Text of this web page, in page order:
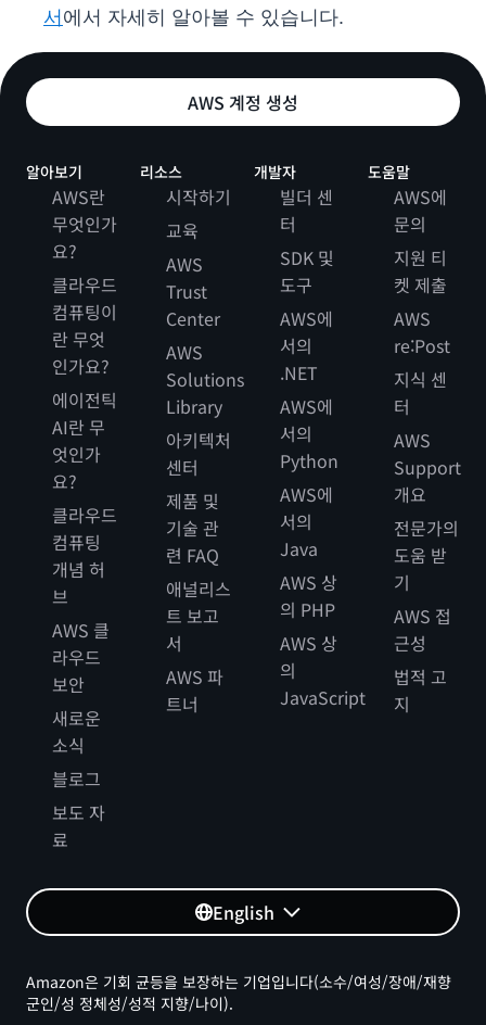
서 에서 자세히 알아볼 수 있습니다.
AWS 계정 생성
알아보기
AWS란
무엇인가
요?
클라우드
컴퓨팅이
란 무엇
인가요?
에이전틱
AI란 무
엇인가
요?
클라우드
컴퓨팅
개념 허
브
AWS 클
라우드
보안
새로운
소식
블로그
보도 자
료
리소스
시작하기
교육
AWS
Trust
Center
AWS
Solutions
Library
아키텍처
센터
제품 및
기술 관
련 FAQ
애널리스
트 보고
서
AWS 파
트너
개발자
빌더 센
터
SDK 및
도구
AWS에
서의
.NET
AWS에
서의
Python
AWS에
서의
Java
AWS 상
의 PHP
AWS 상
의
JavaScript
도움말
AWS에
문의
지원 티
켓 제출
AWS
re:Post
지식 센
터
AWS
Support
개요
전문가의
도움 받
기
AWS 접
근성
법적 고
지
English
Amazon은 기회 균등을 보장하는 기업입니다(소수/여성/장애/재향
군인/성 정체성/성적 지향/나이).